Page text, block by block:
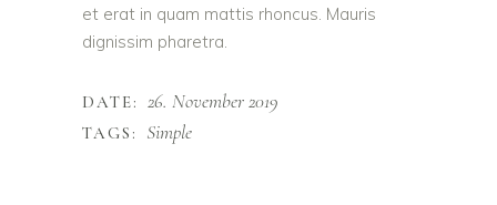
et erat in quam mattis rhoncus. Mauris
dignissim pharetra.
DATE: 26. November 2019
TAGS: Simple